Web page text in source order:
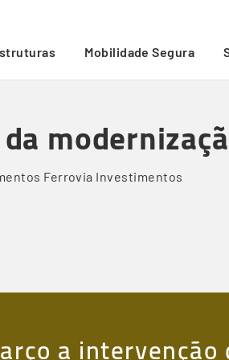
Mobilidade Segura
Ferrovia Investimentos
a